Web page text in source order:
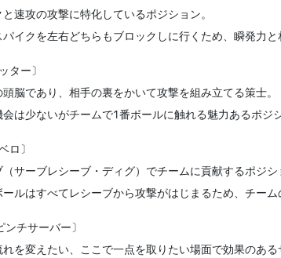
速攻の攻撃に特化しているポジション。
イクを左右どちらもブロックしに行くため、瞬発力
ター〕
脳であり、相手の裏をかいて攻撃を組み立てる策士。
会は少ないがチームで1番ボールに触れる魅力あるポジシ
ロ〕
（サーブレシーブ・ディグ）でチームに貢献するポジシ
ルはすべてレシーブから攻撃がはじまるため、チーム
ンチサーバー〕
を変えたい、ここで一点を取りたい場面で効果のあ